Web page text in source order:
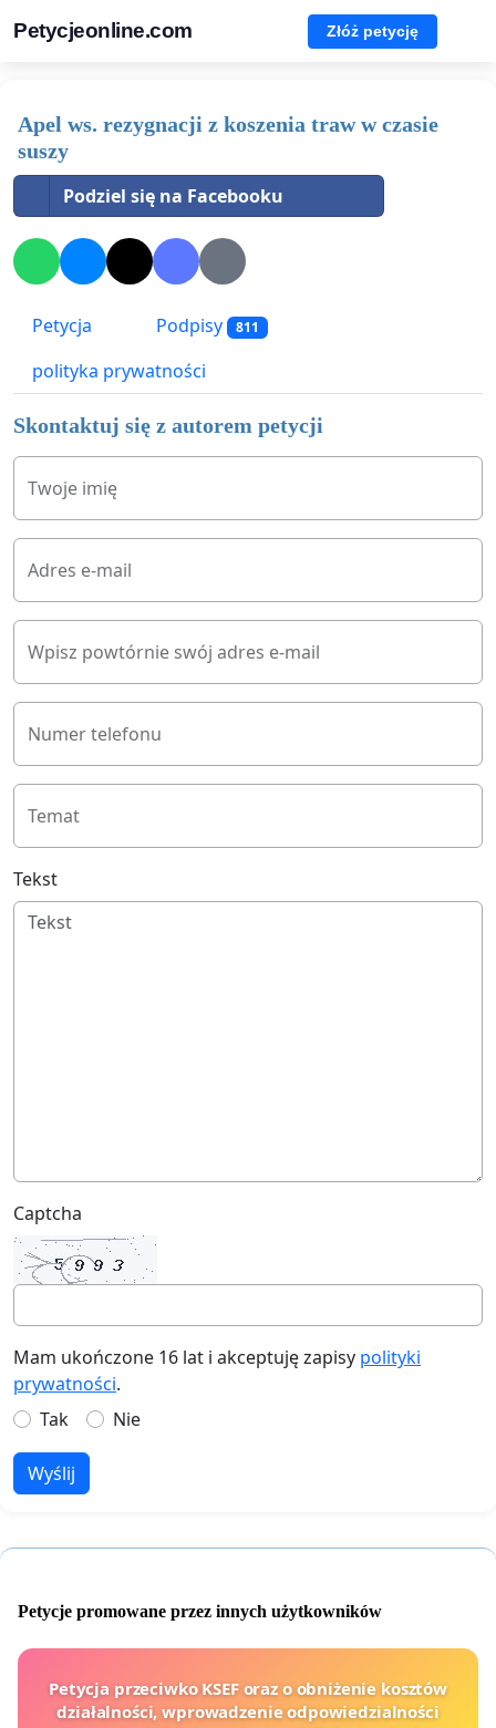
Petycjeonline.com Złóż petycję
Apel ws. rezygnacji z koszenia traw w czasie
suszy
Podziel się na Facebooku
Petycja Podpisy 811
polityka prywatności
Skontaktuj się z autorem petycji
Twoje imię
Adres e-mail
Wpisz powtórnie swój adres e-mail
Numer telefonu
Temat
Tekst
Captcha
Mam ukończone 16 lat i akceptuję zapisy polityki
prywatności.
Tak
Nie
Wyślij
Petycje promowane przez innych użytkowników
Petycja przeciwko KSEF oraz o obniżenie kosztów
działalności, wprowadzenie odpowiedzialności